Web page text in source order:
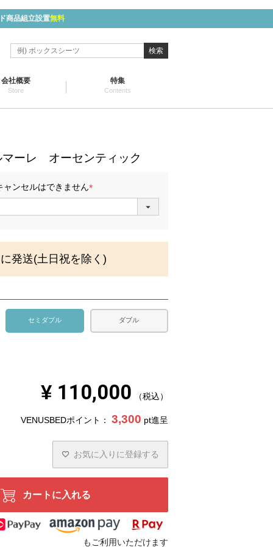
商品組立設置無料
検索
会社概要
Store
特集
Contents
マーレ オーセンティック
ャンセルはできません
(
必
発送(土日祝を除く)
セミダブル ダブル
¥ 110,000 税込
VENUSBEDポイント： 3,300 pt進呈
お気に入りに登録する
カートに入れる
もご利用いただけます